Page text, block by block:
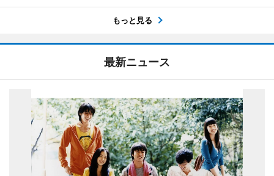
もっと見る
最新ニュース